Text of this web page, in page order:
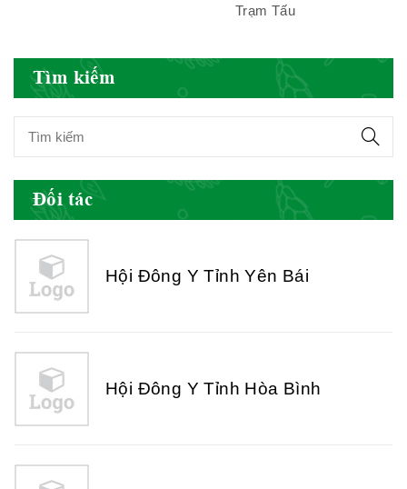
Trạm Tấu
Tìm kiếm
Đối tác
Hội Đông Y Việt Nam
Hội Đông Y Tỉnh Yên Bái